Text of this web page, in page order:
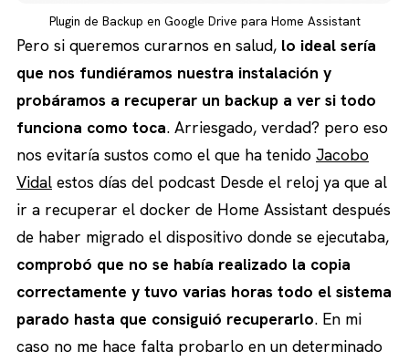
Plugin de Backup en Google Drive para Home Assistant
Pero si queremos curarnos en salud, lo ideal sería
que nos fundiéramos nuestra instalación y
probáramos a recuperar un backup a ver si todo
funciona como toca. Arriesgado, verdad? pero eso
nos evitaría sustos como el que ha tenido Jacobo
Vidal estos días del podcast Desde el reloj ya que al
ir a recuperar el docker de Home Assistant después
de haber migrado el dispositivo donde se ejecutaba,
comprobó que no se había realizado la copia
correctamente y tuvo varias horas todo el sistema
parado hasta que consiguió recuperarlo. En mi
caso no me hace falta probarlo en un determinado